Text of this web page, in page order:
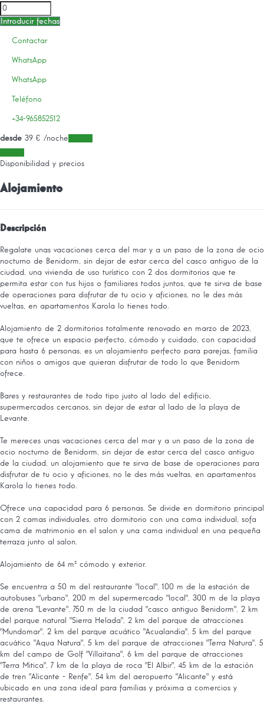
Introducir fechas
Contactar
WhatsApp
WhatsApp
Teléfono
+34-965852512
desde 39 € /noche
Disponibilidad y precios
Alojamiento
Descripción
Regalate unas vacaciones cerca del mar y a un paso de la zona de ocio
nocturno de Benidorm, sin dejar de estar cerca del casco antiguo de la
ciudad, una vivienda de uso turístico con 2 dos dormitorios que te
permita estar con tus hijos o familiares todos juntos, que te sirva de base
de operaciones para disfrutar de tu ocio y aficiones, no le des más
vueltas, en apartamentos Karola lo tienes todo.
Alojamiento de 2 dormitorios totalmente renovado en marzo de 2023,
que te ofrece un espacio perfecto, cómodo y cuidado, con capacidad
para hasta 6 personas, es un alojamiento perfecto para parejas, familia
con niños o amigos que quieran disfrutar de todo lo que Benidorm
ofrece.
Bares y restaurantes de todo tipo justo al lado del edificio,
supermercados cercanos, sin dejar de estar al lado de la playa de
Levante.
Te mereces unas vacaciones cerca del mar y a un paso de la zona de
ocio nocturno de Benidorm, sin dejar de estar cerca del casco antiguo
de la ciudad, un alojamiento que te sirva de base de operaciones para
disfrutar de tu ocio y aficiones, no le des más vueltas, en apartamentos
Karola lo tienes todo.
Ofrece una capacidad para 6 personas. Se divide en dormitorio principal
con 2 camas individuales, otro dormitorio con una cama individual, sofa
cama de matrimonio en el salon y una cama individual en una pequeña
terraza junto al salon.
Alojamiento de 64 m² cómodo y exterior.
Se encuentra a 50 m del restaurante "local", 100 m de la estación de
autobuses "urbano", 200 m del supermercado "local", 300 m de la playa
de arena "Levante", 750 m de la ciudad "casco antiguo Benidorm", 2 km
del parque natural "Sierra Helada", 2 km del parque de atracciones
"Mundomar", 2 km del parque acuático "Acualandia", 5 km del parque
acuático "Aqua Natura", 5 km del parque de atracciones "Terra Natura", 5
km del campo de Golf "Villaitana", 6 km del parque de atracciones
"Terra Mitica", 7 km de la playa de roca "El Albir", 45 km de la estación
de tren "Alicante - Renfe", 54 km del aeropuerto "Alicante" y está
ubicado en una zona ideal para familias y próxima a comercios y
restaurantes.